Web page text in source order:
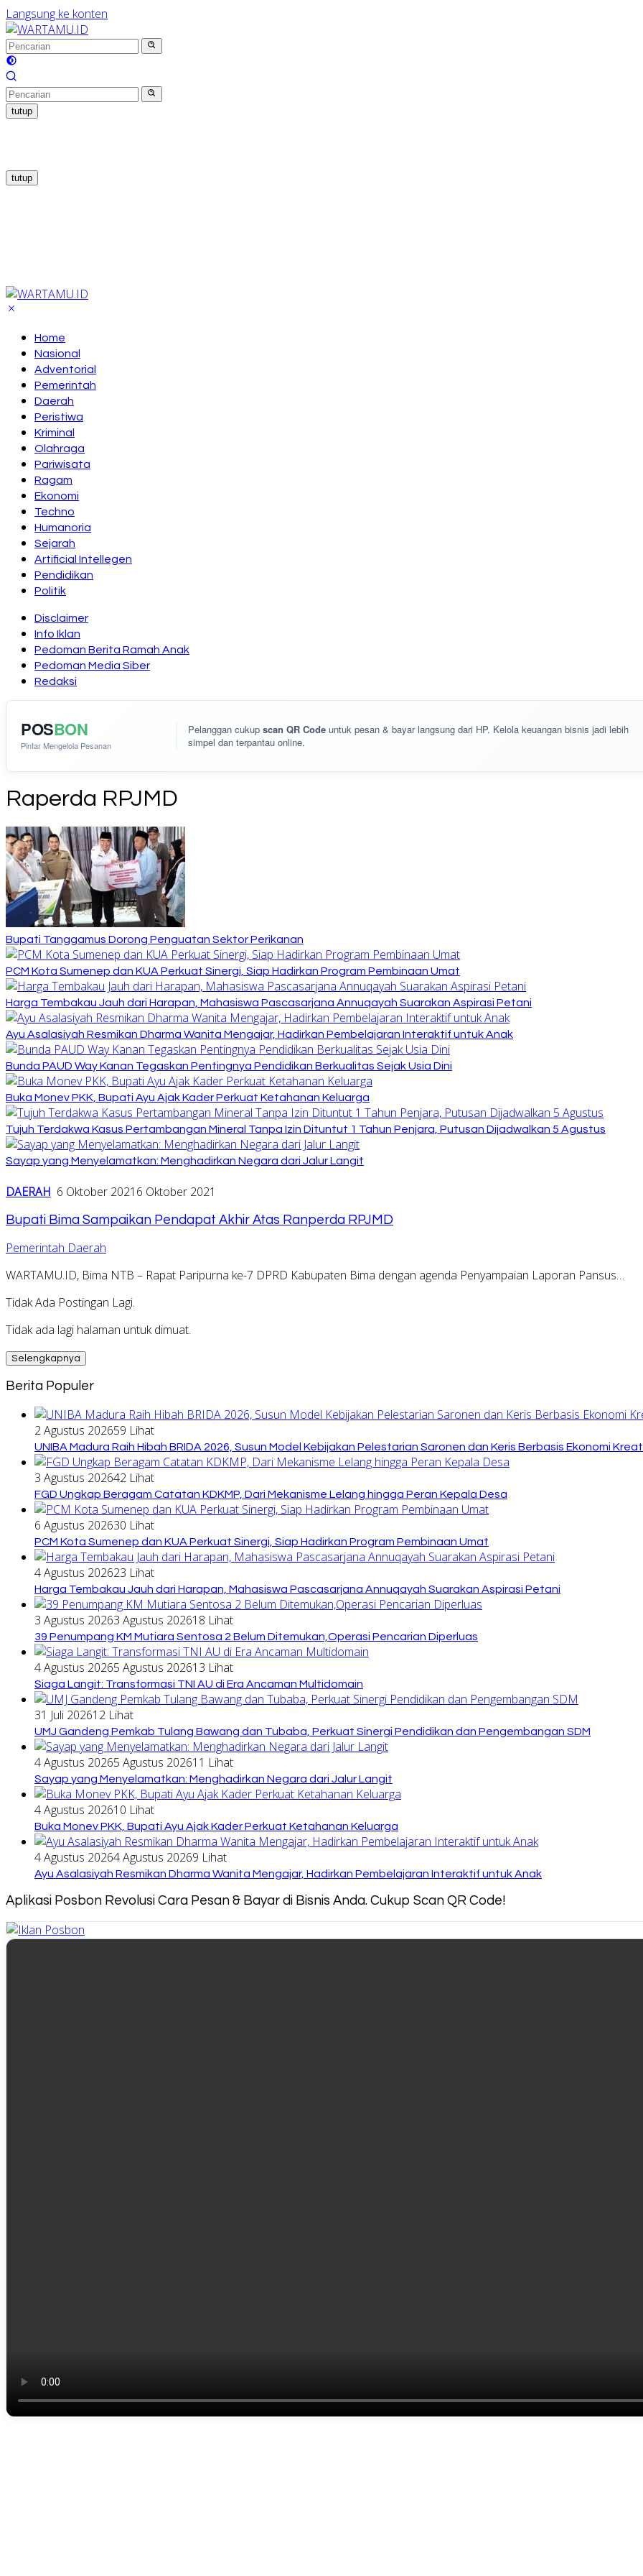
Langsung ke konten
tutup
tutup
Home
Nasional
Adventorial
Pemerintah
Daerah
Peristiwa
Kriminal
Olahraga
Pariwisata
Ragam
Ekonomi
Techno
Humanoria
Sejarah
Artificial Intellegen
Pendidikan
Politik
Disclaimer
Info Iklan
Pedoman Berita Ramah Anak
Pedoman Media Siber
Redaksi
POSBON
Pintar Mengelola Pesanan
Pelanggan cukup scan QR Code untuk pesan & bayar langsung dari HP. Kelola keuangan bisnis jadi lebih
simpel dan terpantau online.
Raperda RPJMD
Bupati Tanggamus Dorong Penguatan Sektor Perikanan
PCM Kota Sumenep dan KUA Perkuat Sinergi, Siap Hadirkan Program Pembinaan Umat
Harga Tembakau Jauh dari Harapan, Mahasiswa Pascasarjana Annuqayah Suarakan Aspirasi Petani
Ayu Asalasiyah Resmikan Dharma Wanita Mengajar, Hadirkan Pembelajaran Interaktif untuk Anak
Bunda PAUD Way Kanan Tegaskan Pentingnya Pendidikan Berkualitas Sejak Usia Dini
Buka Monev PKK, Bupati Ayu Ajak Kader Perkuat Ketahanan Keluarga
Tujuh Terdakwa Kasus Pertambangan Mineral Tanpa Izin Dituntut 1 Tahun Penjara, Putusan Dijadwalkan 5 Agustus
Sayap yang Menyelamatkan: Menghadirkan Negara dari Jalur Langit
DAERAH 6 Oktober 2021 6 Oktober 2021
Bupati Bima Sampaikan Pendapat Akhir Atas Ranperda RPJMD
Pemerintah Daerah
WARTAMU.ID, Bima NTB – Rapat Paripurna ke-7 DPRD Kabupaten Bima dengan agenda Penyampaian Laporan Pansus…
Tidak Ada Postingan Lagi.
Tidak ada lagi halaman untuk dimuat.
Selengkapnya
Berita Populer
2 Agustus 202659 Lihat
UNIBA Madura Raih Hibah BRIDA 2026, Susun Model Kebijakan Pelestarian Saronen dan Keris Berbasis Ekonomi
3 Agustus 202642 Lihat
FGD Ungkap Beragam Catatan KDKMP, Dari Mekanisme Lelang hingga Peran Kepala Desa
6 Agustus 202630 Lihat
PCM Kota Sumenep dan KUA Perkuat Sinergi, Siap Hadirkan Program Pembinaan Umat
4 Agustus 202623 Lihat
Harga Tembakau Jauh dari Harapan, Mahasiswa Pascasarjana Annuqayah Suarakan Aspirasi Petani
3 Agustus 20263 Agustus 202618 Lihat
39 Penumpang KM Mutiara Sentosa 2 Belum Ditemukan,Operasi Pencarian Diperluas
4 Agustus 20265 Agustus 202613 Lihat
Siaga Langit: Transformasi TNI AU di Era Ancaman Multidomain
31 Juli 202612 Lihat
UMJ Gandeng Pemkab Tulang Bawang dan Tubaba, Perkuat Sinergi Pendidikan dan Pengembangan SDM
4 Agustus 20265 Agustus 202611 Lihat
Sayap yang Menyelamatkan: Menghadirkan Negara dari Jalur Langit
4 Agustus 202610 Lihat
Buka Monev PKK, Bupati Ayu Ajak Kader Perkuat Ketahanan Keluarga
4 Agustus 20264 Agustus 20269 Lihat
Ayu Asalasiyah Resmikan Dharma Wanita Mengajar, Hadirkan Pembelajaran Interaktif untuk Anak
Aplikasi Posbon Revolusi Cara Pesan & Bayar di Bisnis Anda. Cukup Scan QR Code!